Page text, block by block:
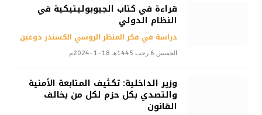
قراءة في كتاب الجيوبوليتيكية في
النظام الدولي
دراسة في فكر المنظر الروسي الكسندر دوغين
الخميس 6 رجب 1445هـ 18-1-2024م
وزير الداخلية: تكثيف المتابعة الأمنية
والتصدي بكل حزم لكل من يخالف
القانون